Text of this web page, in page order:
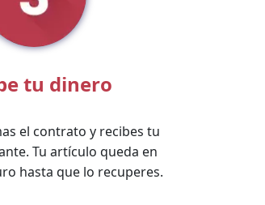
tu dinero
el contrato y recibes tu
Tu artículo queda en
hasta que lo recuperes.